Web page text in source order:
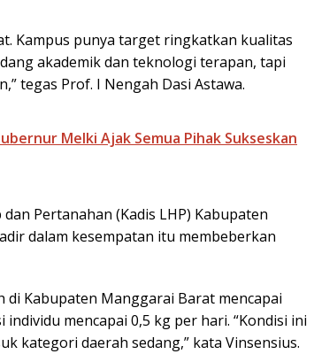
Kampus punya target ringkatkan kualitas
akademik dan teknologi terapan, tapi
tegas Prof. I Nengah Dasi Astawa.
Melki Ajak Semua Pihak Sukseskan
Pertanahan (Kadis LHP) Kabupaten
dalam kesempatan itu membeberkan
Kabupaten Manggarai Barat mencapai
mencapai 0,5 kg per hari. “Kondisi ini
kategori daerah sedang,” kata Vinsensius.